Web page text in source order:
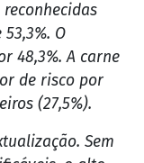
O
48,3%. A carne
de risco por
(27,5%).
Sem